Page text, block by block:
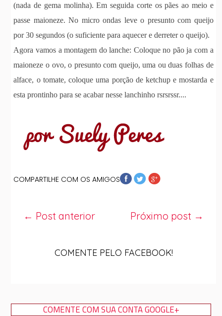
(nada de gema molinha). Em seguida corte os pães ao meio e
passe maioneze. No micro ondas leve o presunto com queijo
por 30 segundos (o suficiente para aquecer e derreter o queijo).
Agora vamos a montagem do lanche: Coloque no pão ja com a
maioneze o ovo, o presunto com queijo, uma ou duas folhas de
alface, o tomate, coloque uma porção de ketchup e mostarda e
esta prontinho para se acabar nesse lanchinho rsrsrssr....
COMPARTILHE COM OS AMIGOS
Próximo post →
← Post anterior
COMENTE PELO FACEBOOK!
COMENTE COM SUA CONTA GOOGLE+